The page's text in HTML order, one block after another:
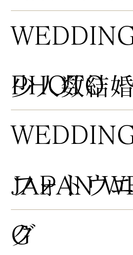
少人数結
フォトウ
グ
PHOTO
JAPAN
G